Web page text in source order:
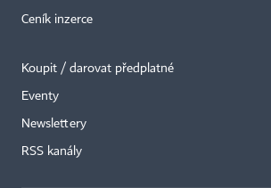
Ceník inzerce
Koupit / darovat předplatné
Eventy
Newslettery
RSS kanály